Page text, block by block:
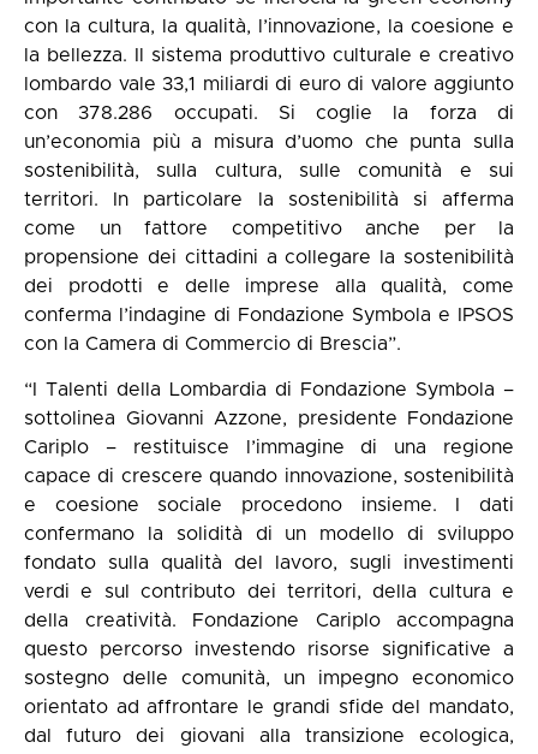
con la cultura, la qualità, l’innovazione, la coesione e
la bellezza. Il sistema produttivo culturale e creativo
lombardo vale 33,1 miliardi di euro di valore aggiunto
con 378.286 occupati. Si coglie la forza di
un’economia più a misura d’uomo che punta sulla
sostenibilità, sulla cultura, sulle comunità e sui
territori. In particolare la sostenibilità si afferma
come un fattore competitivo anche per la
propensione dei cittadini a collegare la sostenibilità
dei prodotti e delle imprese alla qualità, come
conferma l’indagine di Fondazione Symbola e IPSOS
con la Camera di Commercio di Brescia”.
“I Talenti della Lombardia di Fondazione Symbola –
sottolinea Giovanni Azzone, presidente Fondazione
Cariplo – restituisce l’immagine di una regione
capace di crescere quando innovazione, sostenibilità
e coesione sociale procedono insieme. I dati
confermano la solidità di un modello di sviluppo
fondato sulla qualità del lavoro, sugli investimenti
verdi e sul contributo dei territori, della cultura e
della creatività. Fondazione Cariplo accompagna
questo percorso investendo risorse significative a
sostegno delle comunità, un impegno economico
orientato ad affrontare le grandi sfide del mandato,
dal futuro dei giovani alla transizione ecologica,